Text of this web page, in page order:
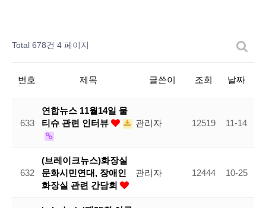
Total 678건 4 페이지
번호 제목 글쓴이 조회 날짜
633
연합뉴스 11월14일 물
티슈 관련 인터뷰
관리자 12519 11-14
632
(브레이크뉴스)화장실
문화시민연대, 장애인
화장실 관련 간담회
관리자 12444 10-25